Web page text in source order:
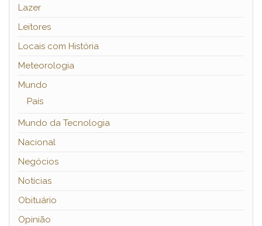
Lazer
Leitores
Locais com História
Meteorologia
Mundo
País
Mundo da Tecnologia
Nacional
Negócios
Notícias
Obituário
Opinião